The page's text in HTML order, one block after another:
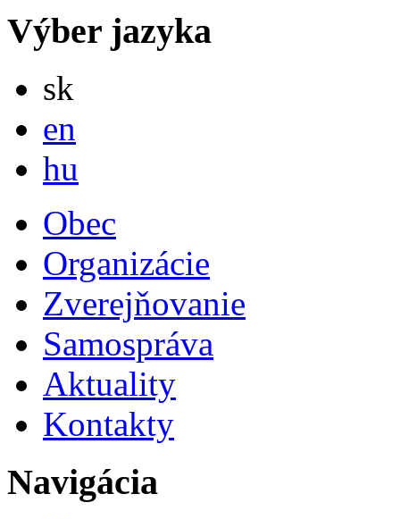
Výber jazyka
sk
en
hu
Obec
Organizácie
Zverejňovanie
Samospráva
Aktuality
Kontakty
Navigácia